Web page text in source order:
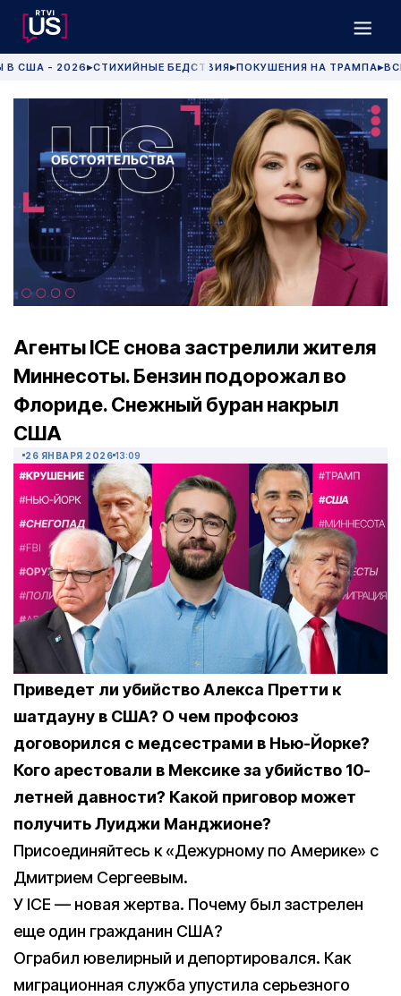
В США - 2026 ▶СТИХИЙНЫЕ БЕДСТВИЯ▶ПОКУШЕНИЯ НА ТРАМПА▶
Агенты ICE снова застрелили жителя
Миннесоты. Бензин подорожал во
Флориде. Снежный буран накрыл
США
26 ЯНВАРЯ 2026 13:09
Приведет ли убийство Алекса Претти к
шатдауну в США? О чем профсоюз
договорился с медсестрами в Нью-Йорке?
Кого арестовали в Мексике за убийство 10-
летней давности? Какой приговор может
получить Луиджи Манджионе?
Присоединяйтесь к «Дежурному по Америке» с
Дмитрием Сергеевым.
У ICE — новая жертва. Почему был застрелен
еще один гражданин США?
Ограбил ювелирный и депортировался. Как
миграционная служба упустила серьезного